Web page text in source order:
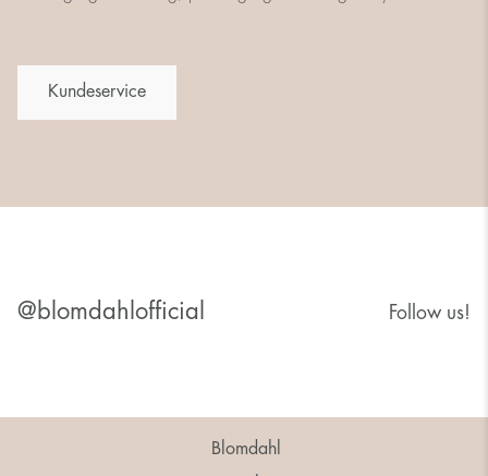
Kundeservice
@blomdahlofficial Follow us!
Blomdahl